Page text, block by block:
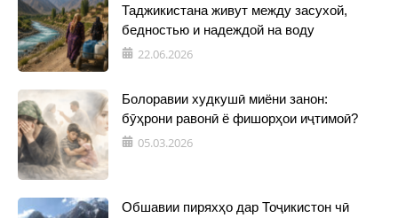
Таджикистана живут между засухой,
бедностью и надеждой на воду
22.06.2026
Болоравии худкушӣ миёни занон:
бӯҳрони равонӣ ё фишорҳои иҷтимоӣ?
05.03.2026
Обшавии пиряхҳо дар Тоҷикистон чӣ